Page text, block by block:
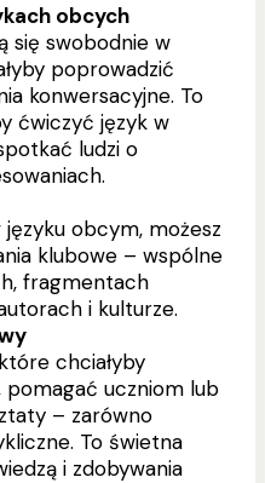
obcych
się swobodnie w
poprowadzić
konwersacyjne. To
ćwiczyć język w
ludzi o
obcym, możesz
klubowe – wspólne
fragmentach
i kulturze.
chciałyby
pomagać uczniom lub
– zarówno
To świetna
i zdobywania